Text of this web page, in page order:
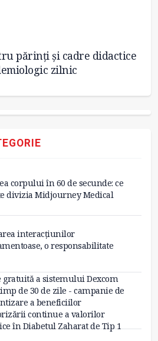
părinți și cadre didactice
zilnic
corpului în 60 de secunde: ce
divizia Midjourney Medical
interacțiunilor
o responsabilitate
gratuită a sistemului Dexcom
de 30 de zile - campanie de
a beneficiilor
continue a valorilor
în Diabetul Zaharat de Tip 1